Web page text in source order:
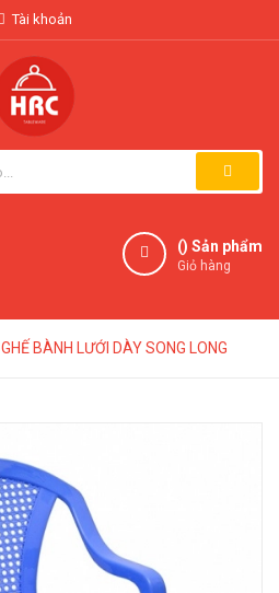
Tài khoản
() Sản phẩm
Giỏ hàng
GHẾ BÀNH LƯỚI DÀY SONG LONG